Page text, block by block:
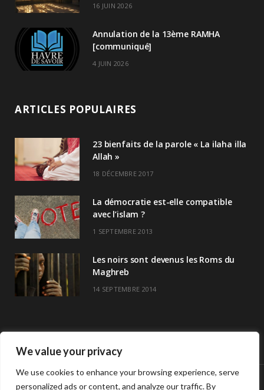
We value your privacy
We use cookies to enhance your browsing experience, serve
personalized ads or content, and analyze our traffic. By
16 JUIN 2026
Annulation de la 13ème RAMHA
[communiqué]
4 JUIN 2026
ARTICLES POPULAIRES
23 bienfaits de la parole « La ilaha illa
Allah »
18 DÉCEMBRE 2017
La démocratie est-elle compatible
avec l’islam ?
1 SEPTEMBRE 2013
Les noirs sont devenus les Roms du
Maghreb
14 SEPTEMBRE 2014